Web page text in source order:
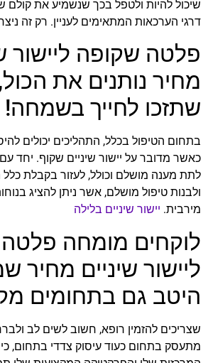
שיכול להיות ולטפל בכך שנשמיע את קולם
דרגי הערכאות המתאימים לעניין. רק זה
פלטה שקופה ליישור
מחיר נותנים את
שתזכו לחייך בשמחה!
בתחום הטיפול בכלל, התהליכים יכולים
כאשר מדובר על יישור שיניים שקוף. יחד
לתת מענה מושלם וכולל, לעזור בקבלת
ולבנות טיפול מושלם, אשר ניתן להציג
מירבית. יישור שיניים בלילה
לוקחים מומחה
ליישור שיניים מחיר
היטב גם בתחומים
שצריכים להזמין רופא, חשוב לשים לב
מתעסק בתחום כעוד עיסוק צדדי בתחום,